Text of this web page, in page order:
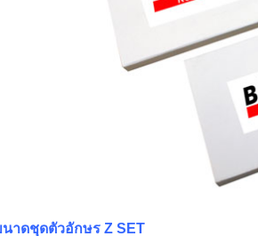
าดชุดตัวอักษร Z SET